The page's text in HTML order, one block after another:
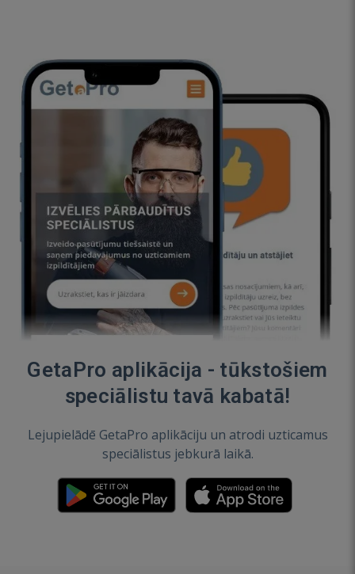
GetaPro aplikācija - tūkstošiem
speciālistu tavā kabatā!
Lejupielādē GetaPro aplikāciju un atrodi uzticamus
speciālistus jebkurā laikā.